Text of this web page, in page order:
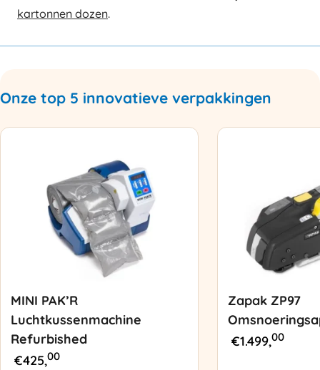
kartonnen dozen.
Onze top 5 innovatieve verpakkingen
MINI PAK’R
Luchtkussenmachine
Refurbished
€425,00
Zapak ZP97
€1.499,00